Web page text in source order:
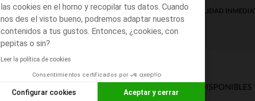
las cookies en el horno y recopilar tus datos. Cuando
nos des el visto bueno, podremos adaptar nuestros
contenidos a tus gustos. Entonces, ¿cookies, con
pepitas o sin?
Leer la política de cookies
Consentimientos certificados por
Configurar cookies Aceptar y cerrar
DISPONIBILIDAD
MODOS DE ENVÍO DISPONIBLES